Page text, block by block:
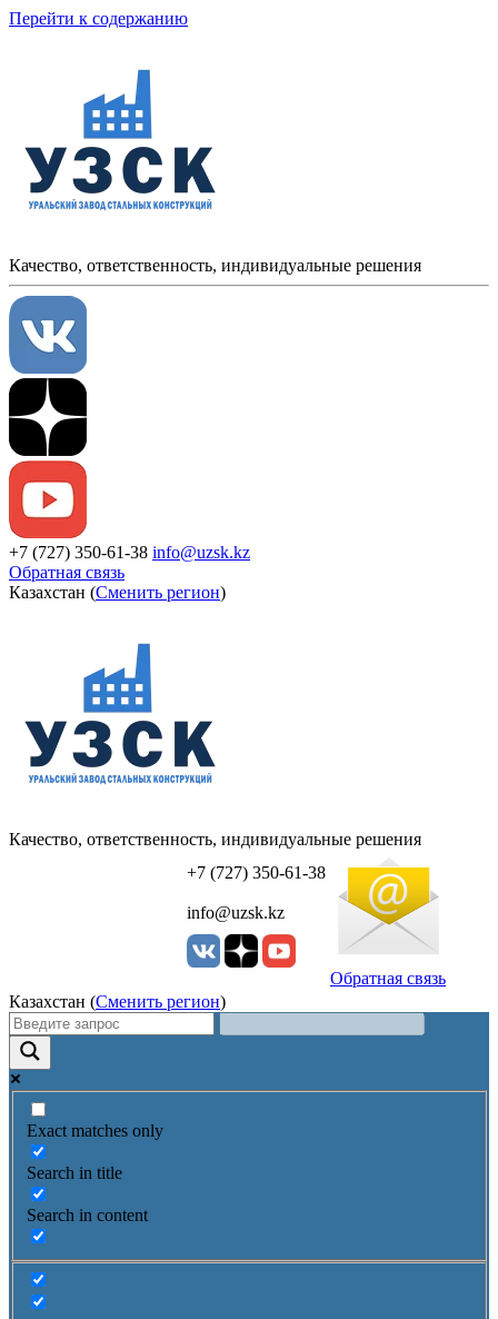
Перейти к содержанию
Качество, ответственность, индивидуальные решения
+7 (727) 350-61-38 info@uzsk.kz
Обратная связь
Казахстан (Сменить регион)
УЗСК Казахстан
Качество, ответственность, индивидуальные решения
+7 (727) 350-61-38
info@uzsk.kz
Обратная связь
Казахстан (Сменить регион)
Exact matches only
Search in title
Search in content